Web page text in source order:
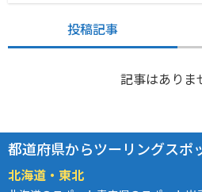
投稿記事
記事はありま
都道府県からツーリングスポ
北海道・東北